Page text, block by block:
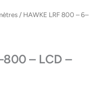
/ HAWKE LRF 800 – 6–
– LCD –